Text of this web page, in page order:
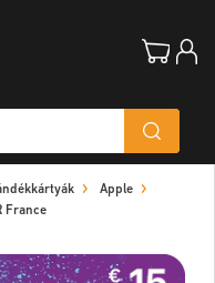
Apple
France